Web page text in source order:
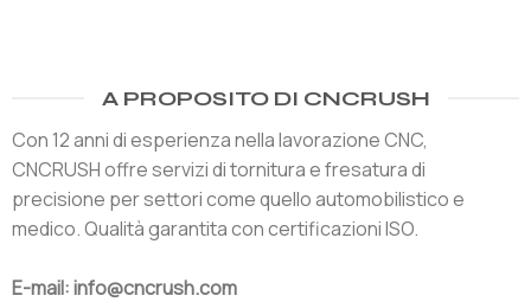
A PROPOSITO DI CNCRUSH
Con 12 anni di esperienza nella lavorazione CNC,
CNCRUSH offre servizi di tornitura e fresatura di
precisione per settori come quello automobilistico e
medico. Qualità garantita con certificazioni ISO.
E-mail: info@cncrush.com